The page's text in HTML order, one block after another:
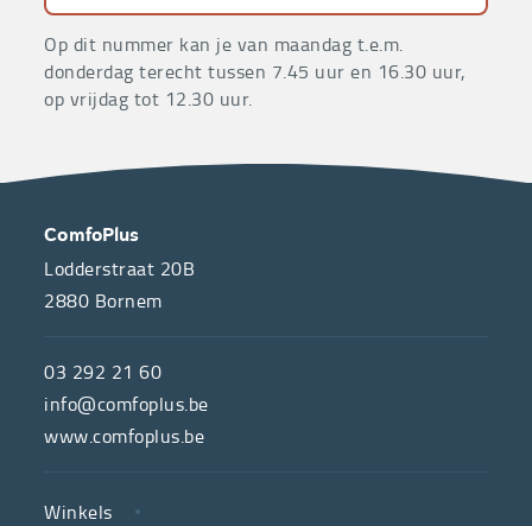
Op dit nummer kan je van maandag t.e.m.
donderdag terecht tussen 7.45 uur en 16.30 uur,
op vrijdag tot 12.30 uur.
OVER
ONS
de
hulpmiddelenwinkel
van
CONTACT
ComfoPlus
Lodderstraat 20B
2880 Bornem
03 292 21 60
info@comfoplus.be
www.comfoplus.be
LINKS
Winkels